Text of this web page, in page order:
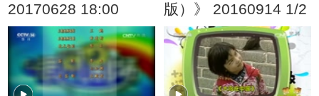
20170628 18:00
版）》 20160914 1/2